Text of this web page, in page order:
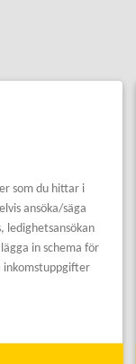
som du hittar i
ansöka/säga
ledighetsansökan
in schema för
inkomstuppgifter